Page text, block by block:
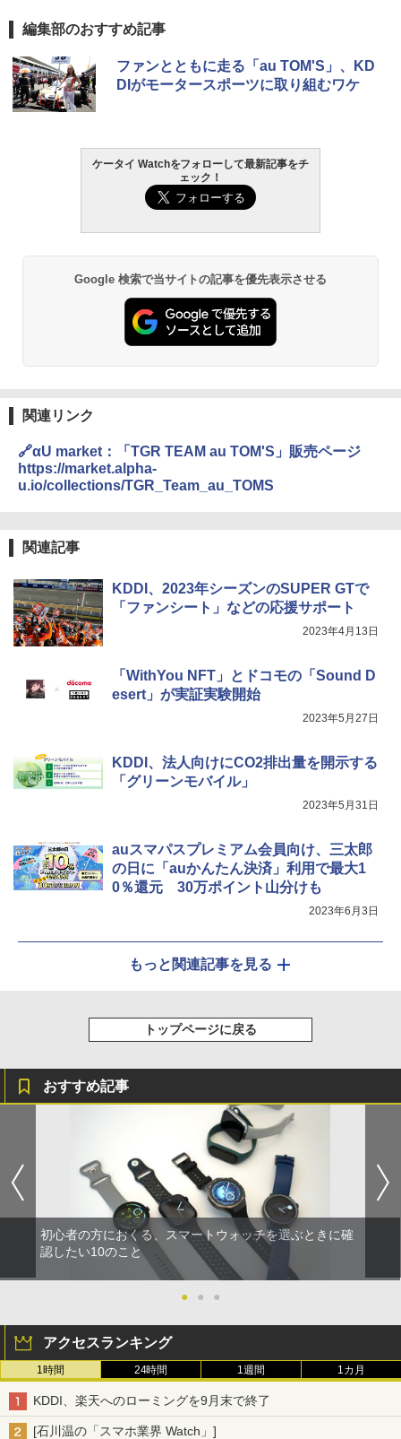
編集部のおすすめ記事
ファンとともに走る「au TOM'S」、KD
DIがモータースポーツに取り組むワケ
ケータイ Watchをフォローして最新記事をチ
ェック！
Google 検索で当サイトの記事を優先表示させる
関連リンク
🔗αU market：「TGR TEAM au TOM'S」販売ページ
https://market.alpha-
u.io/collections/TGR_Team_au_TOMS
関連記事
KDDI、2023年シーズンのSUPER GTで
「ファンシート」などの応援サポート
2023年4月13日
「WithYou NFT」とドコモの「Sound D
esert」が実証実験開始
2023年5月27日
KDDI、法人向けにCO2排出量を開示する
「グリーンモバイル」
2023年5月31日
auスマパスプレミアム会員向け、三太郎
の日に「auかんたん決済」利用で最大1
0％還元 30万ポイント山分けも
2023年6月3日
もっと関連記事を見る
トップページに戻る
おすすめ記事
初心者の方におくる、スマートウォッチを選ぶときに確
認したい10のこと
● ● ●
アクセスランキング
1時間 24時間 1週間 1カ月
KDDI、楽天へのローミングを9月末で終了
[石川温の「スマホ業界 Watch」]